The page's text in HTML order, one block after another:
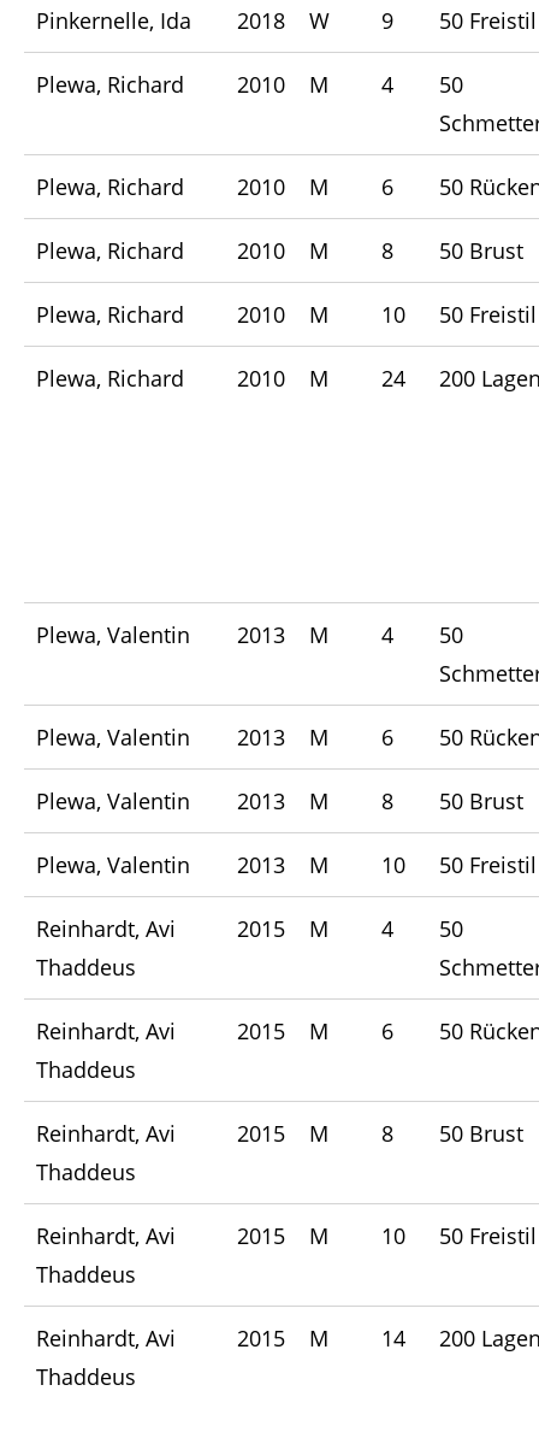
Pinkernelle, Ida 2018 W 9 50 Freistil
Plewa, Richard 2010 M 4
50
Plewa, Richard 2010 M 6 50
Plewa, Richard 2010 M 8 50 Brust
Plewa, Richard 2010 M 10 50 Freistil
Plewa, Richard 2010 M 24 200
Plewa, Valentin 2013 M 4
50
Plewa, Valentin 2013 M 6 50
Plewa, Valentin 2013 M 8 50 Brust
Plewa, Valentin 2013 M 10 50 Freistil
Reinhardt, Avi
Thaddeus
2015 M 4
50
Reinhardt, Avi
Thaddeus
2015 M 6 50
Reinhardt, Avi
Thaddeus
2015 M 8 50 Brust
Reinhardt, Avi
Thaddeus
2015 M 10 50 Freistil
Reinhardt, Avi
Thaddeus
2015 M 14 200